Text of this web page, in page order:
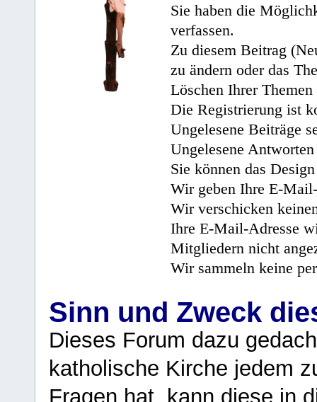
Sie haben die
verfassen.
Zu diesem Beitrag
zu ändern oder das
Löschen Ihrer
Die Registrierung ist
Ungelesene Beiträge
Ungelesene
Sie können das
Wir geben Ihre E-
Wir verschicken
Ihre E-Mail-Adresse
Mitgliedern nicht
Wir sammeln keine
Sinn und Zweck
Dieses Forum dazu
katholische Kirche jedem
Fragen hat, kann diese in